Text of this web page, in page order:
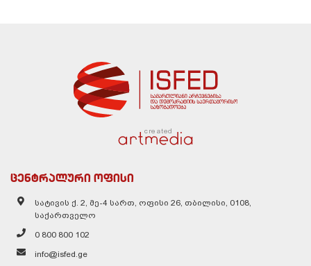
created
ცენტრალური ოფისი
სატივის ქ. 2, მე-4 სართ, ოფისი 26, თბილისი, 0108,
საქართველო
0 800 800 102
info@isfed.ge